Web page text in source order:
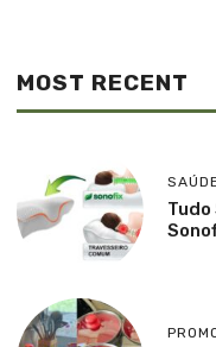
MOST RECENT